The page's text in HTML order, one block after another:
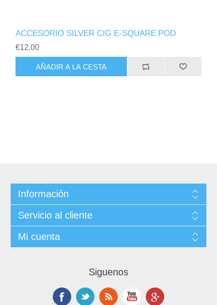
ACCESORIO SILVER CIG E-SQUARE POD
€12,00
Información
Servicio al cliente
Mi cuenta
Siguenos